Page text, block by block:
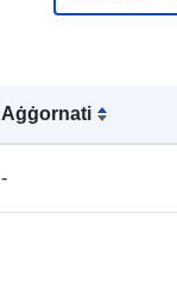
Aġġornati
-